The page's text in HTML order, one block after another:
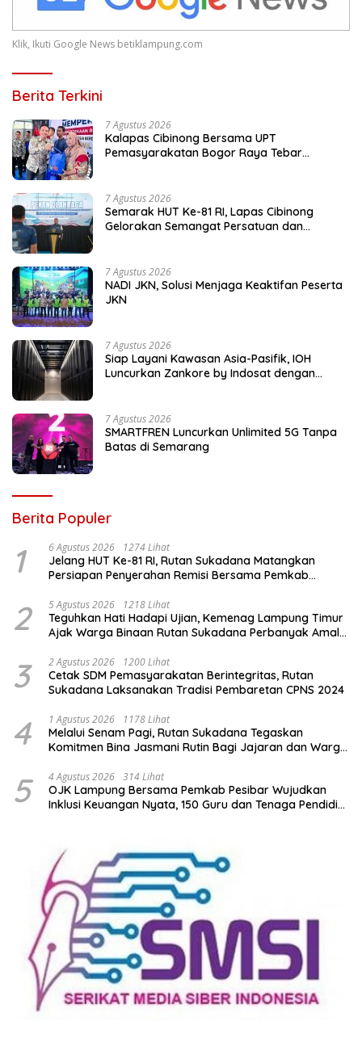
Klik, Ikuti Google News betiklampung.com
Berita Terkini
7 Agustus 2026
Kalapas Cibinong Bersama UPT
Pemasyarakatan Bogor Raya Tebar
7 Agustus 2026
Semarak HUT Ke-81 RI, Lapas Cibinong
Gelorakan Semangat Persatuan dan
7 Agustus 2026
NADI JKN, Solusi Menjaga Keaktifan Peserta
JKN
7 Agustus 2026
Siap Layani Kawasan Asia-Pasifik, IOH
Luncurkan Zankore by Indosat dengan
7 Agustus 2026
SMARTFREN Luncurkan Unlimited 5G Tanpa
Batas di Semarang
Berita Populer
1 6 Agustus 2026 1274 Lihat
Jelang HUT Ke-81 RI, Rutan Sukadana Matangkan
Persiapan Penyerahan Remisi Bersama Pemkab
2 5 Agustus 2026 1218 Lihat
Teguhkan Hati Hadapi Ujian, Kemenag Lampung Timur
Ajak Warga Binaan Rutan Sukadana Perbanyak Amal
3 2 Agustus 2026 1200 Lihat
Cetak SDM Pemasyarakatan Berintegritas, Rutan
Sukadana Laksanakan Tradisi Pembaretan CPNS 2024
4 1 Agustus 2026 1178 Lihat
Melalui Senam Pagi, Rutan Sukadana Tegaskan
Komitmen Bina Jasmani Rutin Bagi Jajaran dan Warga
5 4 Agustus 2026 314 Lihat
OJK Lampung Bersama Pemkab Pesibar Wujudkan
Inklusi Keuangan Nyata, 150 Guru dan Tenaga Pendidik